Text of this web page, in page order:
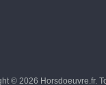
© 2026 Horsdoeuvre.fr.